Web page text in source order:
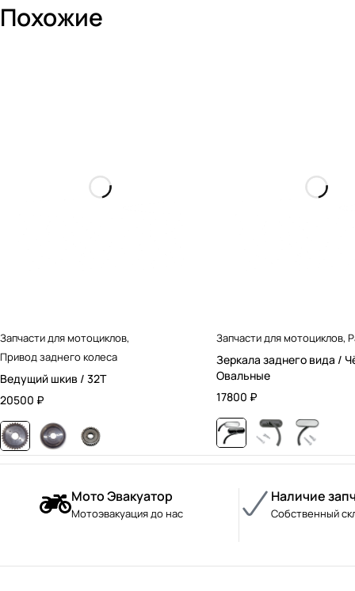
Похожие
Запчасти для мотоциклов,
Привод заднего колеса
Ведущий шкив / 32T
20500 ₽
Запчасти для мотоциклов,
Зеркала заднего вида /
Овальные
17800 ₽
Мото Эвакуатор
Мотоэвакуация до нас
Наличие
Собственный